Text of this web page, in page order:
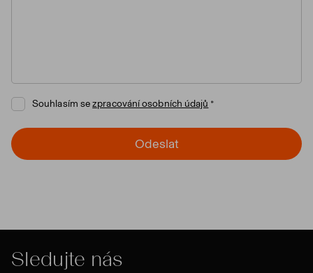
Souhlasím sezpracování osobních údajů
Odeslat
Sledujte nás